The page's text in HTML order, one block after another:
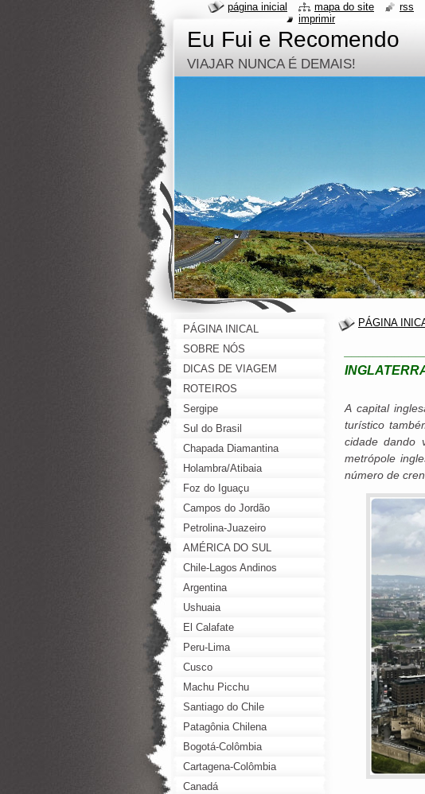
Eu Fui e Recomendo
VIAJAR NUNCA É DEMAIS!
PÁGINA
A capital
turístico
cidade dando
metrópole
número de
PÁGINA INICAL
SOBRE NÓS
DICAS DE VIAGEM
ROTEIROS
Sergipe
Sul do Brasil
Chapada Diamantina
Holambra/Atibaia
Foz do Iguaçu
Campos do Jordão
Petrolina-Juazeiro
AMÉRICA DO SUL
Chile-Lagos Andinos
Argentina
Ushuaia
El Calafate
Peru-Lima
Cusco
Machu Picchu
Santiago do Chile
Patagônia Chilena
Bogotá-Colômbia
Cartagena-Colômbia
Canadá
página inicial mapa do site
rss
imprimir